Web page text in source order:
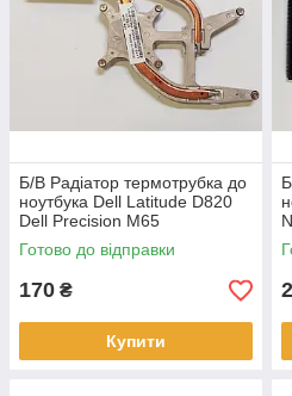
Б/В Радіатор термотрубка до
ноутбука Dell Latitude D820
Dell Precision M65
(FBJM6021018, 0YD866)
Готово до відправки
170 ₴
Купити